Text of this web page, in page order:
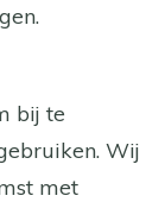
bij te
Wij
met